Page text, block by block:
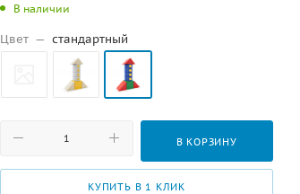
В наличии
Цвет — стандартный
В КОРЗИНУ
КУПИТЬ В 1 КЛИК